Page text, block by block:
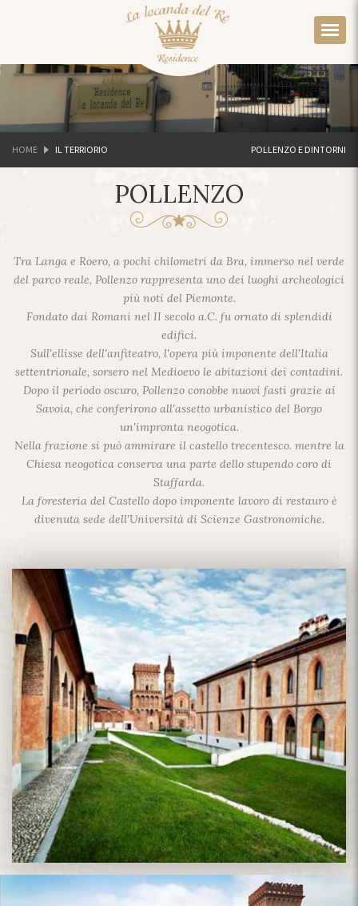
HOME IL TERRIORIO POLLENZO E DINTORNI
POLLENZO
Tra Langa e Roero, a pochi chilometri da Bra, immerso nel verde
del parco reale, Pollenzo rappresenta uno dei luoghi archeologici
più noti del Piemonte.
Fondato dai Romani nel II secolo a.C. fu ornato di splendidi
edifici.
Sull'ellisse dell'anfiteatro, l'opera più imponente dell'Italia
settentrionale, sorsero nel Medioevo le abitazioni dei contadini.
Dopo il periodo oscuro, Pollenzo conobbe nuovi fasti grazie ai
Savoia, che conferirono all'assetto urbanistico del Borgo
un'impronta neogotica.
Nella frazione si può ammirare il castello trecentesco. mentre la
Chiesa neogotica conserva una parte dello stupendo coro di
Staffarda.
La foresteria del Castello dopo imponente lavoro di restauro è
divenuta sede dell'Università di Scienze Gastronomiche.